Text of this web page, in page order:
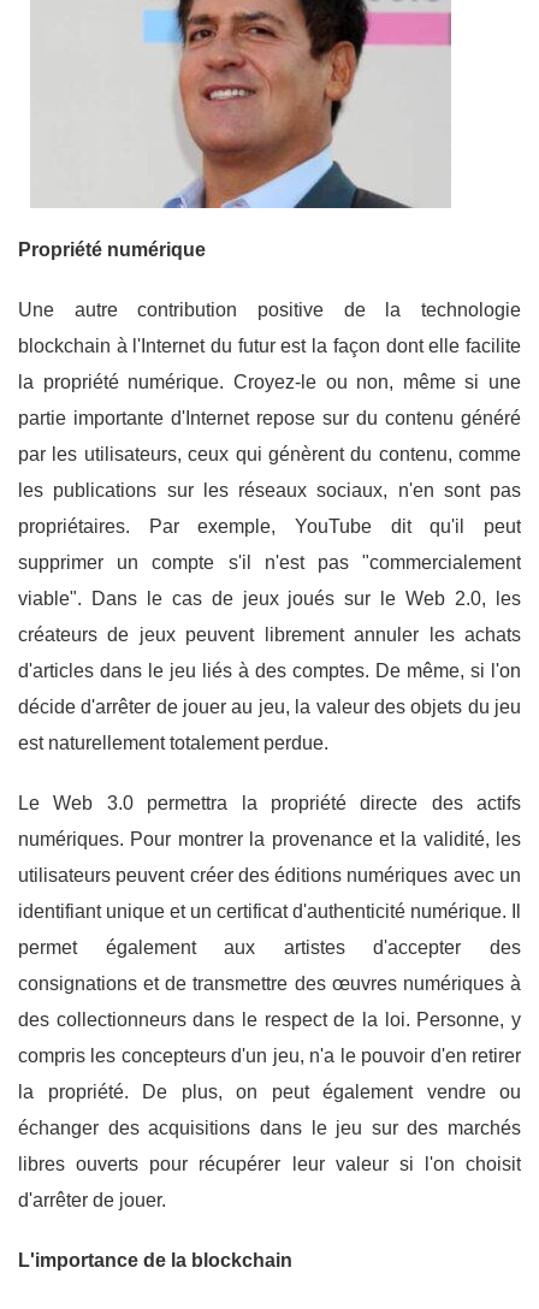
Propriété numérique
Une autre contribution positive de la technologie
blockchain à l'Internet du futur est la façon dont elle facilite
la propriété numérique. Croyez-le ou non, même si une
partie importante d'Internet repose sur du contenu généré
par les utilisateurs, ceux qui génèrent du contenu, comme
les publications sur les réseaux sociaux, n'en sont pas
propriétaires. Par exemple, YouTube dit qu'il peut
supprimer un compte s'il n'est pas "commercialement
viable". Dans le cas de jeux joués sur le Web 2.0, les
créateurs de jeux peuvent librement annuler les achats
d'articles dans le jeu liés à des comptes. De même, si l'on
décide d'arrêter de jouer au jeu, la valeur des objets du jeu
est naturellement totalement perdue.
Le Web 3.0 permettra la propriété directe des actifs
numériques. Pour montrer la provenance et la validité, les
utilisateurs peuvent créer des éditions numériques avec un
identifiant unique et un certificat d'authenticité numérique. Il
permet également aux artistes d'accepter des
consignations et de transmettre des œuvres numériques à
des collectionneurs dans le respect de la loi. Personne, y
compris les concepteurs d'un jeu, n'a le pouvoir d'en retirer
la propriété. De plus, on peut également vendre ou
échanger des acquisitions dans le jeu sur des marchés
libres ouverts pour récupérer leur valeur si l'on choisit
d'arrêter de jouer.
L'importance de la blockchain